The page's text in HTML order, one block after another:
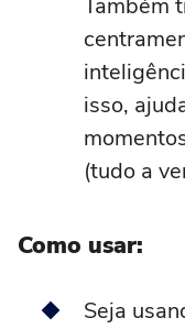
Também
isso,
(tudo a
Como usar:
Seja